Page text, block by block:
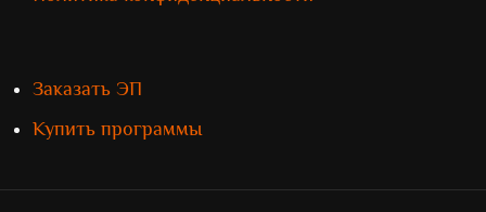
Заказать ЭП
Купить программы